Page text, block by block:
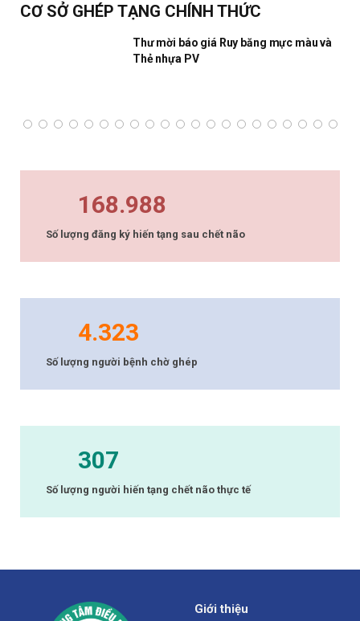
CƠ SỞ GHÉP TẠNG CHÍNH THỨC
Thư mời báo giá Ruy băng mực màu và
Thẻ nhựa PV
168.988
Số lượng đăng ký hiến tạng sau chết não
4.323
Số lượng người bệnh chờ ghép
307
Số lượng người hiến tạng chết não thực tế
Giới thiệu